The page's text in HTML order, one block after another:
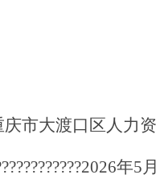
“保卫战”重庆公司减资
的重庆公司减资代办公告
查
项检查
庆市大渡口区人力
2026年5月